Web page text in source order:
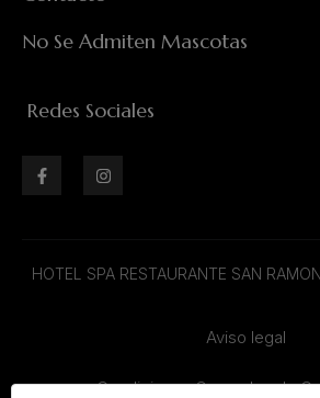
No Se Admiten Mascotas
Redes Sociales
HOTEL SPA RESTAURANTE SAN
Aviso legal
Condiciones Generales de